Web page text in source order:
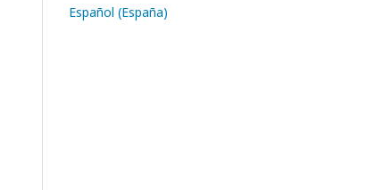
Español (España)